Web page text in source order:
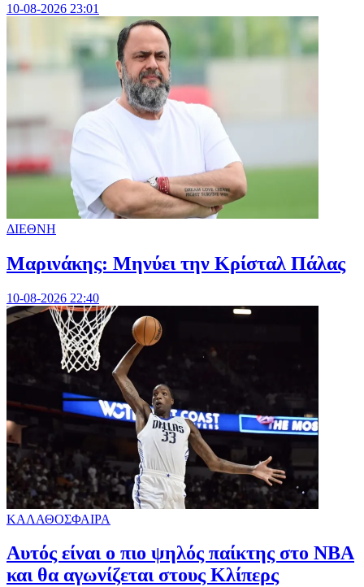
10-08-2026 23:01
ΔΙΕΘΝΗ
Μαρινάκης: Μηνύει την Κρίσταλ Πάλας
10-08-2026 22:40
ΚΑΛΑΘΟΣΦΑΙΡΑ
Αυτός είναι ο πιο ψηλός παίκτης στο NBA
και θα αγωνίζεται στους Κλίπερς